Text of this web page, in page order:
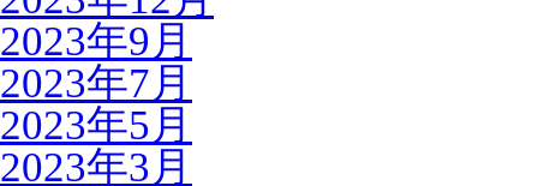
2023年9月
2023年7月
2023年5月
2023年3月